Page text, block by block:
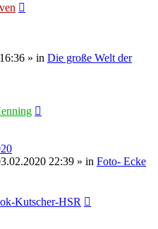
» in Die große Welt der
22:39 » in Foto- Ecke
Kutscher-HSR